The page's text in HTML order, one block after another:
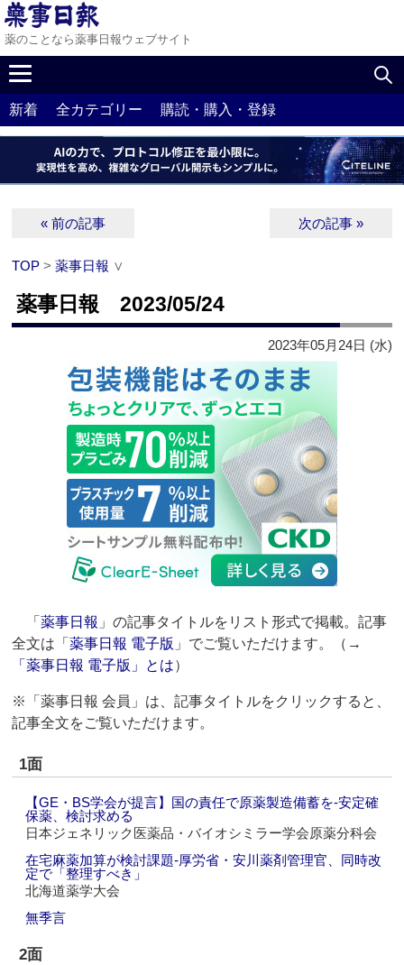
薬のことなら薬事日報ウェブサイト
新着 全カテゴリー 購読・購入・登録
« 前の記事 次の記事 »
TOP >薬事日報 ∨
薬事日報 2023/05/24
2023年05月24日 (水)
「薬事日報 」の記事タイトルをリスト形式で掲載。記事
全文は「薬事日報 電子版 」でご覧いただけます。（→
「薬事日報 電子版」とは）
※「薬事日報 会員」は、記事タイトルをクリックすると、
記事全文をご覧いただけます。
1面
【GE・BS学会が提言】国の責任で原薬製造備蓄を‐安定確
保薬、検討求める
日本ジェネリック医薬品・バイオシミラー学会原薬分科会
在宅麻薬加算が検討課題‐厚労省・安川薬剤管理官、同時改
定で「整理すべき」
北海道薬学大会
無季言
2面